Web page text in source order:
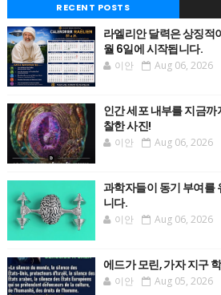
RECENT POSTS
라엘리안 달력은 상징적
월 6일에 시작됩니다.
이안 Aug 06, 2026
인간 세포 내부를 지금
찰한 사진!
이안 Aug 06, 2026
과학자들이 동기 부여를
니다.
이안 Aug 06, 2026
에드가 모린, 가자 지구
이안 Aug 05, 2026